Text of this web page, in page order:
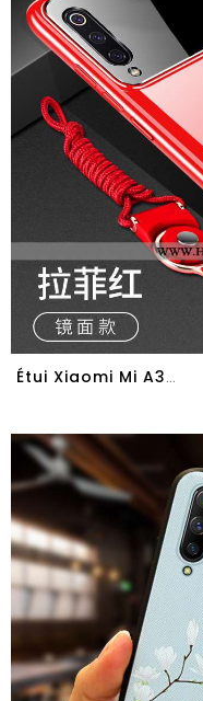
Étui Xiaomi Mi A3 Protection Verre Net Rouge Incassable Personnalité Petit Difficile